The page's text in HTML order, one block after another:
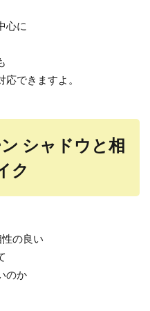
心に
できますよ。
シャドウと相
ク
の良い
のか